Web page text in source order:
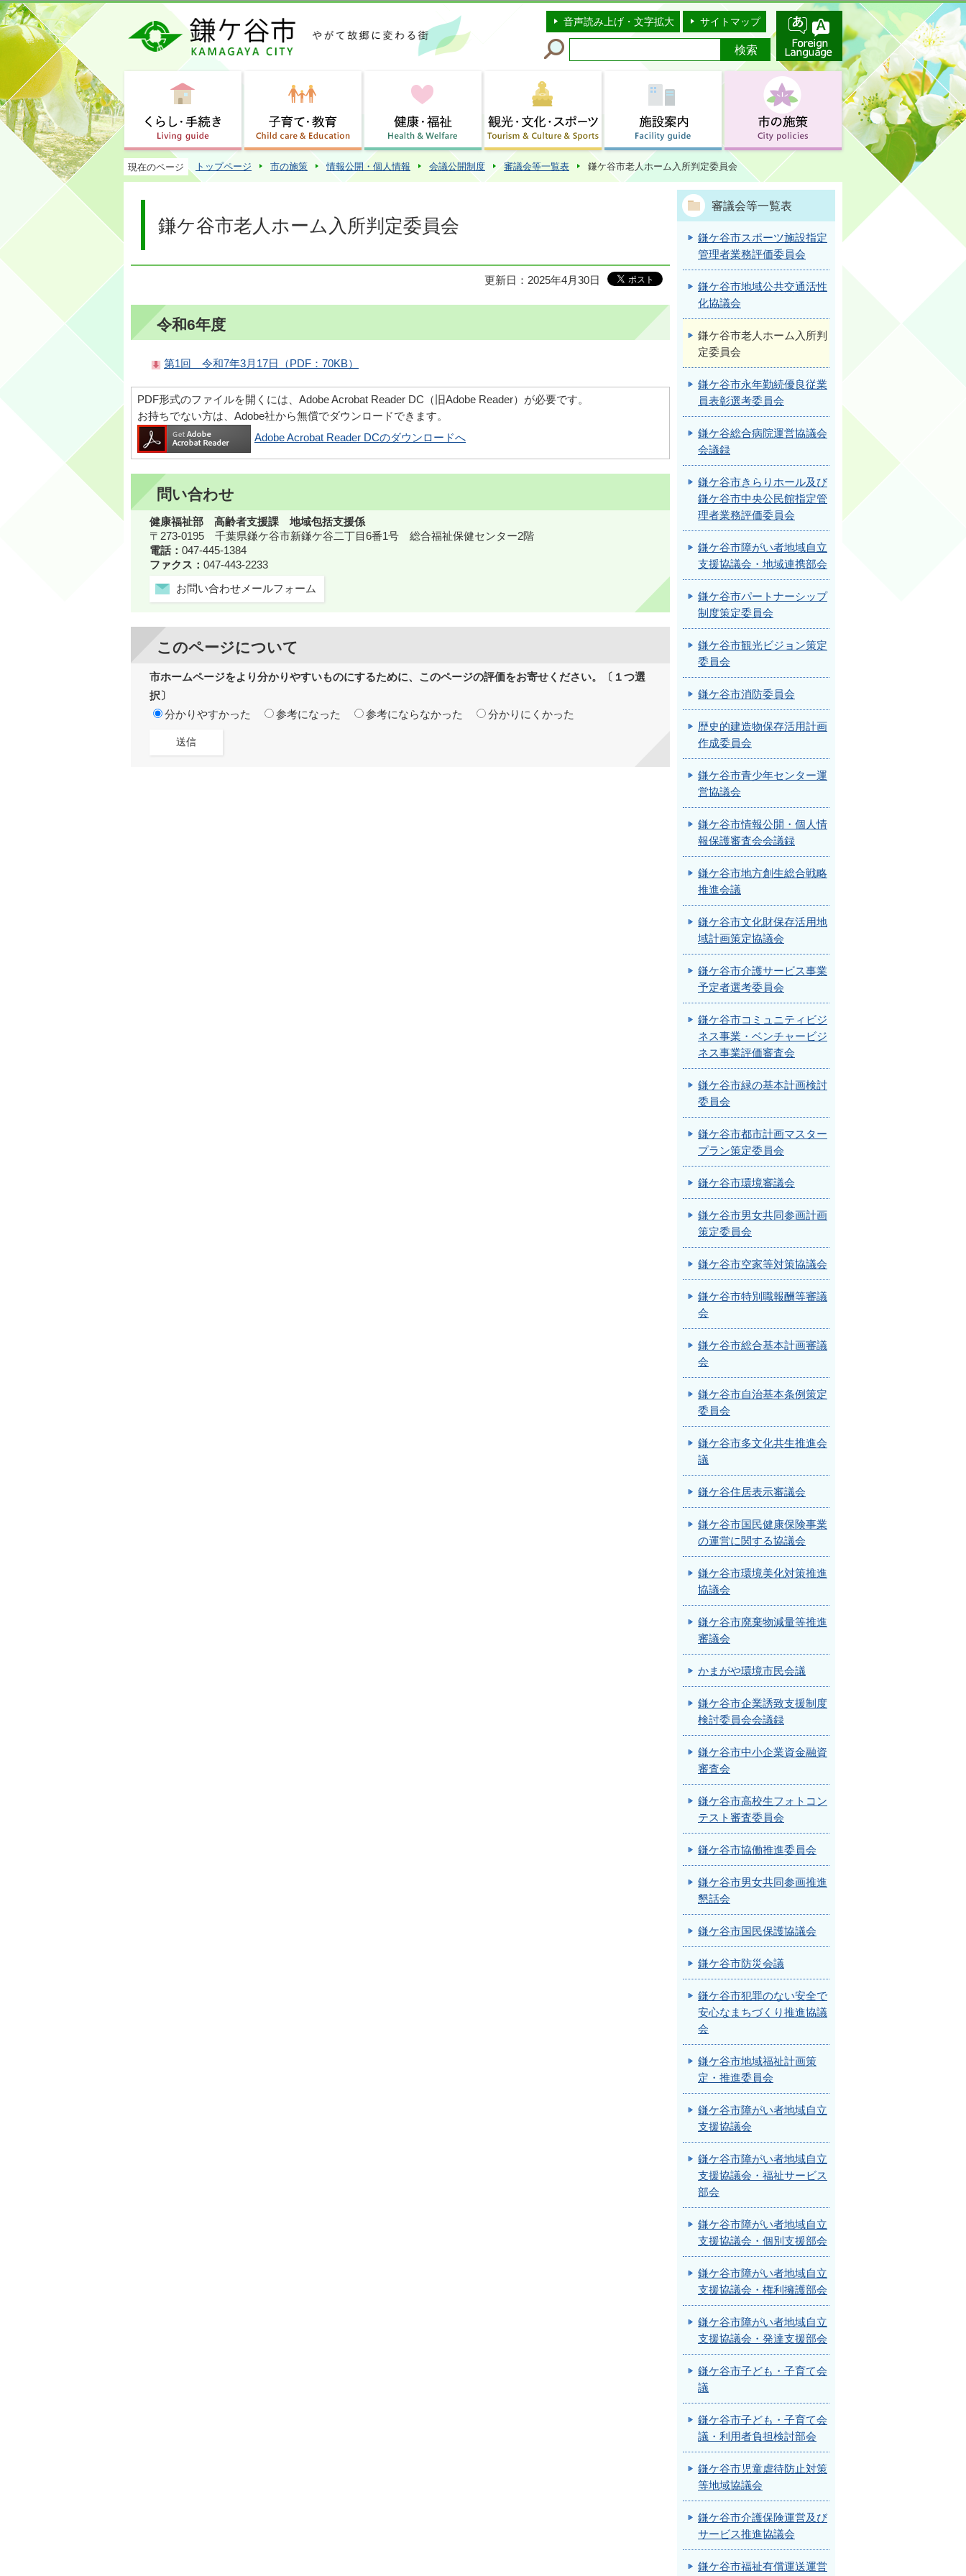
このページの本文へ移動
音声読み上げ・文字拡大 サイトマップ
現在のページ トップページ 市の施策 情報公開・個人情報 会議公開制度 審議会等一覧表 鎌ケ谷市老人ホーム入所判定委員会
鎌ケ谷市老人ホーム入所判定委員会
更新日：2025年4月30日
令和6年度
第1回 令和7年3月17日（PDF：70KB）
PDF形式のファイルを開くには、Adobe Acrobat Reader DC（旧Adobe Reader）が必要です。
お持ちでない方は、Adobe社から無償でダウンロードできます。
Adobe Acrobat Reader DCのダウンロードへ
問い合わせ
健康福祉部 高齢者支援課 地域包括支援係
〒273-0195 千葉県鎌ケ谷市新鎌ケ谷二丁目6番1号 総合福祉保健センター2階
電話： 047-445-1384
ファクス： 047-443-2233
お問い合わせメールフォーム
このページについて
市ホームページをより分かりやすいものにするために、このページの評価をお寄せください。〔１つ選
択〕
分かりやすかった
参考になった 参考にならなかった 分かりにくかった
審議会等一覧表
鎌ケ谷市スポーツ施設指定
管理者業務評価委員会
鎌ケ谷市地域公共交通活性
化協議会
鎌ケ谷市老人ホーム入所判
定委員会
鎌ケ谷市永年勤続優良従業
員表彰選考委員会
鎌ケ谷総合病院運営協議会
会議録
鎌ケ谷市きらりホール及び
鎌ケ谷市中央公民館指定管
理者業務評価委員会
鎌ケ谷市障がい者地域自立
支援協議会・地域連携部会
鎌ケ谷市パートナーシップ
制度策定委員会
鎌ケ谷市観光ビジョン策定
委員会
鎌ケ谷市消防委員会
歴史的建造物保存活用計画
作成委員会
鎌ケ谷市青少年センター運
営協議会
鎌ケ谷市情報公開・個人情
報保護審査会会議録
鎌ケ谷市地方創生総合戦略
推進会議
鎌ケ谷市文化財保存活用地
域計画策定協議会
鎌ケ谷市介護サービス事業
予定者選考委員会
鎌ケ谷市コミュニティビジ
ネス事業・ベンチャービジ
ネス事業評価審査会
鎌ケ谷市緑の基本計画検討
委員会
鎌ケ谷市都市計画マスター
プラン策定委員会
鎌ケ谷市環境審議会
鎌ケ谷市男女共同参画計画
策定委員会
鎌ケ谷市空家等対策協議会
鎌ケ谷市特別職報酬等審議
会
鎌ケ谷市総合基本計画審議
会
鎌ケ谷市自治基本条例策定
委員会
鎌ケ谷市多文化共生推進会
議
鎌ケ谷住居表示審議会
鎌ケ谷市国民健康保険事業
の運営に関する協議会
鎌ケ谷市環境美化対策推進
協議会
鎌ケ谷市廃棄物減量等推進
審議会
かまがや環境市民会議
鎌ケ谷市企業誘致支援制度
検討委員会会議録
鎌ケ谷市中小企業資金融資
審査会
鎌ケ谷市高校生フォトコン
テスト審査委員会
鎌ケ谷市協働推進委員会
鎌ケ谷市男女共同参画推進
懇話会
鎌ケ谷市国民保護協議会
鎌ケ谷市防災会議
鎌ケ谷市犯罪のない安全で
安心なまちづくり推進協議
会
鎌ケ谷市地域福祉計画策
定・推進委員会
鎌ケ谷市障がい者地域自立
支援協議会
鎌ケ谷市障がい者地域自立
支援協議会・福祉サービス
部会
鎌ケ谷市障がい者地域自立
支援協議会・個別支援部会
鎌ケ谷市障がい者地域自立
支援協議会・権利擁護部会
鎌ケ谷市障がい者地域自立
支援協議会・発達支援部会
鎌ケ谷市子ども・子育て会
議
鎌ケ谷市子ども・子育て会
議・利用者負担検討部会
鎌ケ谷市児童虐待防止対策
等地域協議会
鎌ケ谷市介護保険運営及び
サービス推進協議会
鎌ケ谷市福祉有償運送運営